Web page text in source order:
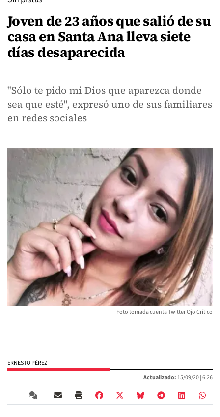
Joven de 23 años que salió de su
casa en Santa Ana lleva siete
días desaparecida
"Sólo te pido mi Dios que aparezca donde
sea que esté", expresó uno de sus familiares
en redes sociales
Foto tomada cuenta Twitter Ojo Crítico
ERNESTO PÉREZ
Actualizado: 15/09/20 |6:26